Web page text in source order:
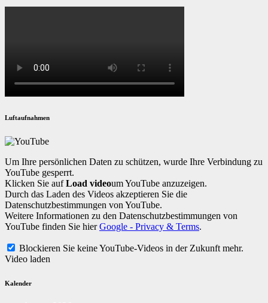
Luftaufnahmen
Um Ihre persönlichen Daten zu schützen, wurde Ihre Verbindung zu
YouTube gesperrt.
Klicken Sie aufLoad videoum YouTube anzuzeigen.
Durch das Laden des Videos akzeptieren Sie die
Datenschutzbestimmungen von YouTube.
Weitere Informationen zu den Datenschutzbestimmungen von
YouTube finden Sie hierGoogle - Privacy & Terms.
Blockieren Sie keine YouTube-Videos in der Zukunft mehr.
Video laden
Kalender